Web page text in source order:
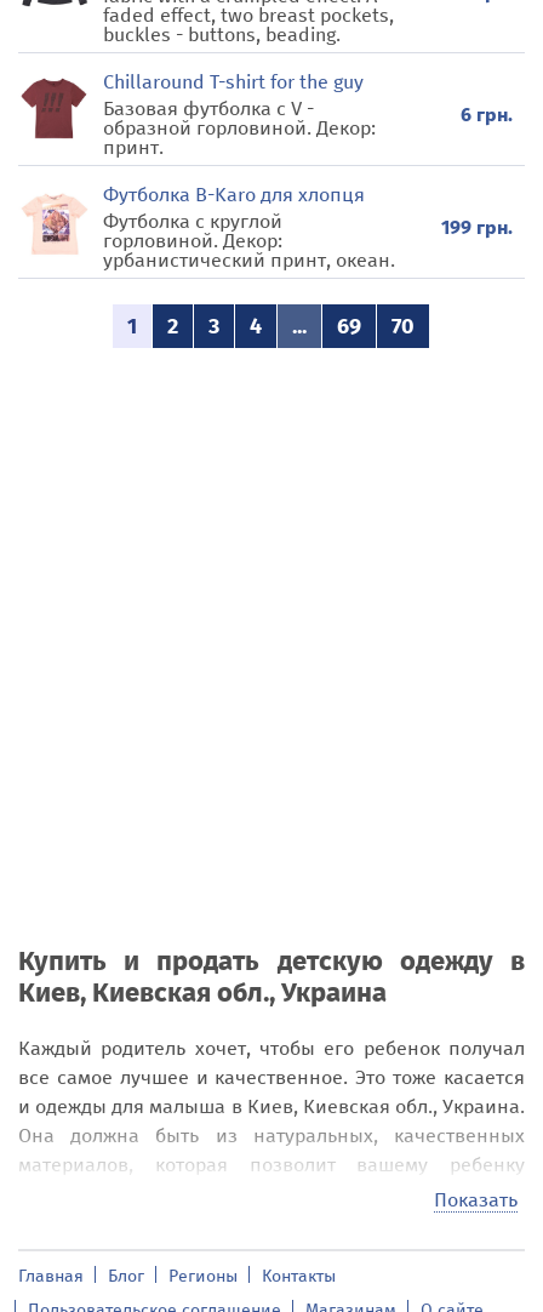
faded effect, two breast pockets,
buckles - buttons, beading.
Chillaround T-shirt for the guy
Базовая футболка с V -
образной горловиной. Декор:
принт.
6 грн.
Футболка B-Karo для хлопця
Футболка с круглой
горловиной. Декор:
урбанистический принт, океан.
199 грн.
1 2 3 4 ... 69 70
Купить и продать детскую одежду в
Киев, Киевская обл., Украина
Каждый родитель хочет, чтобы его ребенок получал
все самое лучшее и качественное. Это тоже касается
и одежды для малыша в Киев, Киевская обл., Украина.
Она должна быть из натуральных, качественных
материалов, которая позволит вашему ребенку
выглядеть модно и чувствовать себя комфортно и
Именно на нашей доске объявлений addnew.biz вы
можете купить или продать разнообразные модели
Показать
Главная Блог Регионы
Контакты